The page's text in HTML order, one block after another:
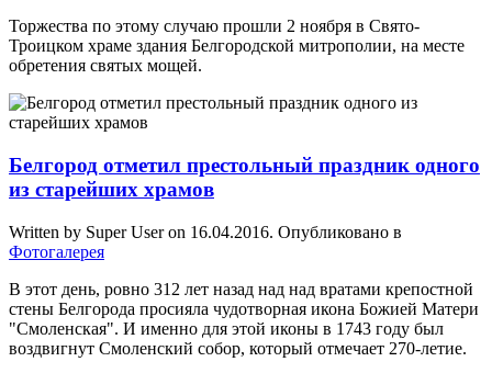
Торжества по этому случаю прошли 2 ноября в Свято-
Троицком храме здания Белгородской митрополии, на месте
обретения святых мощей.
Белгород отметил престольный праздник одного
из старейших храмов
Written by Super User on 16.04.2016. Опубликовано в
Фотогалерея
В этот день, ровно 312 лет назад над над вратами крепостной
стены Белгорода просияла чудотворная икона Божией Матери
"Смоленская". И именно для этой иконы в 1743 году был
воздвигнут Смоленский собор, который отмечает 270-летие.